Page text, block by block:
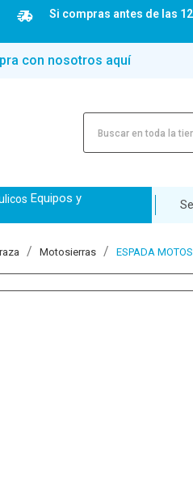
Si compras antes de las
con nosotros aquí
Equipos y
Motosierras ESPADA